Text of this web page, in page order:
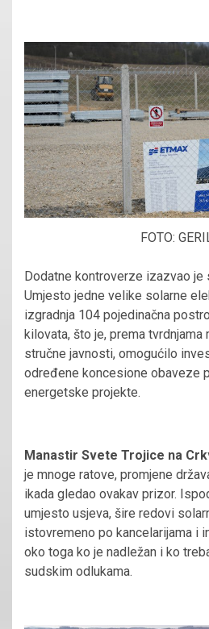
FOTO:
Dodatne kontroverze izazvao je
Umjesto jedne velike solarne
izgradnja 104 pojedinačna
kilovata, što je, prema tvrdnjama
stručne javnosti, omogućilo
određene koncesione obaveze
energetske projekte.
Manastir Svete Trojice na
je mnoge ratove, promjene
ikada gledao ovakav prizor.
umjesto usjeva, šire redovi
istovremeno po kancelarijama i
oko toga ko je nadležan i ko
sudskim odlukama.